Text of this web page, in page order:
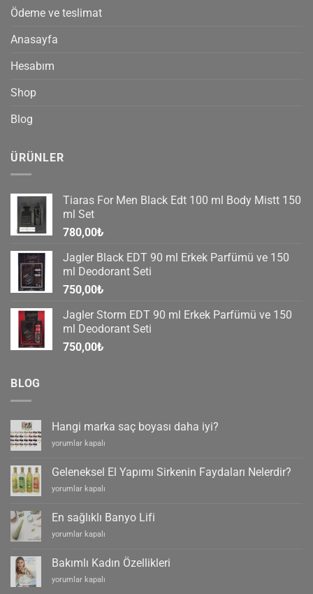
Ödeme ve teslimat
Anasayfa
Hesabım
Shop
Blog
ÜRÜNLER
Tiaras For Men Black Edt 100 ml Body Mistt 150
ml Set
780,00₺
Jagler Black EDT 90 ml Erkek Parfümü ve 150
ml Deodorant Seti
750,00₺
Jagler Storm EDT 90 ml Erkek Parfümü ve 150
ml Deodorant Seti
750,00₺
BLOG
Hangi marka saç boyası daha iyi?
Hangi
saç
boyası
daha
için
yorumlar kapalı
Geleneksel El Yapımı Sirkenin Faydaları Nelerdir?
Geleneksel
Yapımı
Sirkenin
Faydaları
için
yorumlar kapalı
En sağlıklı Banyo Lifi
En
Banyo
Lifi
için
yorumlar kapalı
Bakımlı Kadın Özellikleri
Bakımlı
yorumlar kapalı